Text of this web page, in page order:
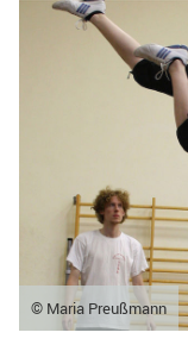
© Maria Preußmann